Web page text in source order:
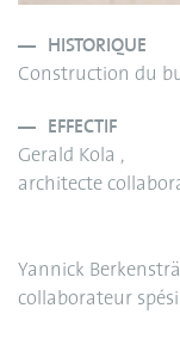
HISTORIQUE
Construction du
EFFECTIF
Gerald Kola ,
architecte
Yannick
collaborateur